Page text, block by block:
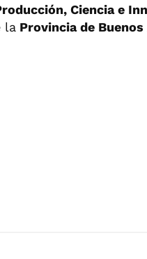
Ciencia e
la Provincia de Buenos